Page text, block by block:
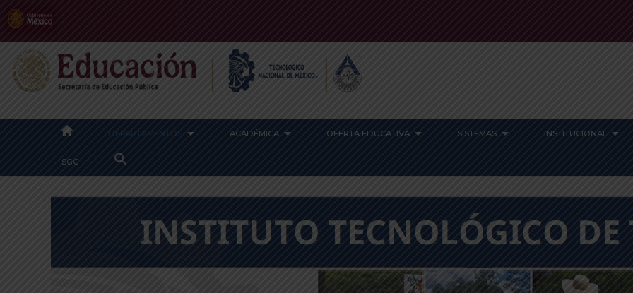
DEPARTAMENTOS ACADÉMICA OFERTA EDUCATIVA SISTEMAS INSTITUCIONAL
SGC
SEARCH BUTTON